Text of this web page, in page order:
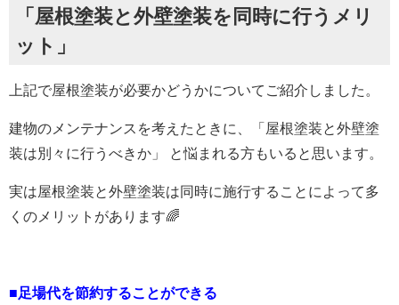
「屋根塗装と外壁塗装を同時に行うメリ
ット」
上記で屋根塗装が必要かどうかについてご紹介しました。
建物のメンテナンスを考えたときに、「屋根塗装と外壁塗
装は別々に行うべきか」 と悩まれる方もいると思います。
実は屋根塗装と外壁塗装は同時に施行することによって多
くのメリットがあります🌈
■足場代を節約することができる